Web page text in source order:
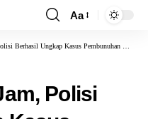
Aa
Ungkap Kasus Pembunuhan Boru Siahaan
Polisi